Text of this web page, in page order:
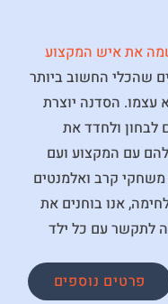
את איש המקצוע
שהכלי החשוב ביותר
עצמו. הסדנה יוצרת
לבחון ולחדד את
עם המקצוע ועם
קרב ואלמנטים
אנו בוחנים את
לתקשר עם כל ילד
פרטים נוספים